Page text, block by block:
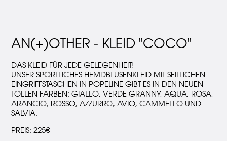
AN(+)OTHER - KLEID "COCO"
DAS KLEID FÜR JEDE GELEGENHEIT!
UNSER SPORTLICHES HEMDBLUSENKLEID MIT SEITLICHEN
EINGRIFFSTASCHEN IN POPELINE GIBT ES IN DEN NEUEN
TOLLEN FARBEN: GIALLO, VERDE GRANNY, AQUA, ROSA,
ARANCIO, ROSSO, AZZURRO, AVIO, CAMMELLO UND
SALVIA.
PREIS: 225€